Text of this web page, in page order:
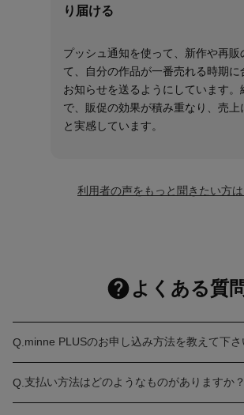
り届ける
プッシュ通知を使って、新作や再販
て、自分の作品が一番売れる時期に
お知らせを送るようにしています。
で、販促の効果が積み重なり、売上
と実感しています。
利用者の声をもっと聞きたい方
よくある質
Q.minne PLUSのお申し込み方法を教えて下さ
Q.支払い方法はどのようなものがありますか？